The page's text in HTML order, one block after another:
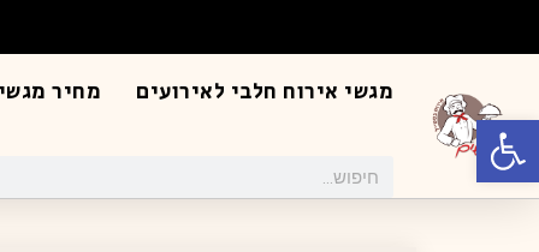
פתח סרגל נגישות
מגשי אירוח חלבי לאירועים מחיר